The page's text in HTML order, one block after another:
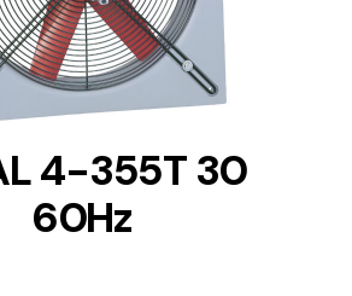
4-355T 30
60Hz